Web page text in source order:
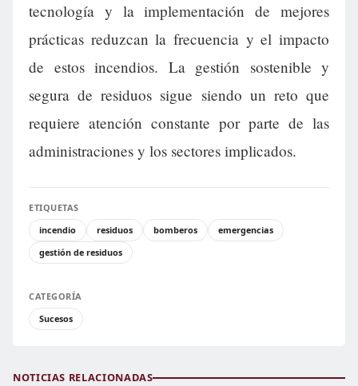
tecnología y la implementación de mejores
prácticas reduzcan la frecuencia y el impacto
de estos incendios. La gestión sostenible y
segura de residuos sigue siendo un reto que
requiere atención constante por parte de las
administraciones y los sectores implicados.
ETIQUETAS
incendio
residuos bomberos
emergencias
gestión de residuos
CATEGORÍA
Sucesos
NOTICIAS RELACIONADAS